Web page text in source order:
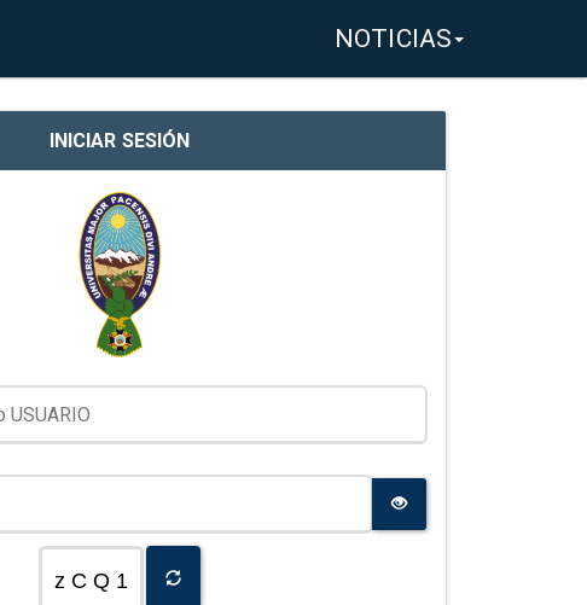
NOTICIAS
INICIAR SESIÓN
z C Q 1